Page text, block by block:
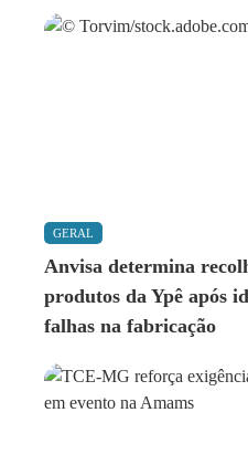
GERAL
Anvisa determina
produtos da Ypê após
falhas na fabricação